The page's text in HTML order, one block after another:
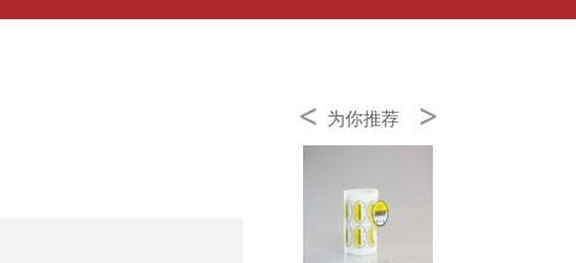
< 为你推荐 >